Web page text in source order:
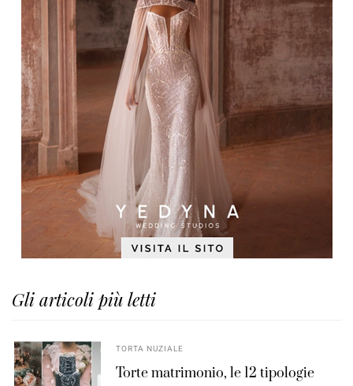
Gli articoli più letti
TORTA NUZIALE
Torte matrimonio, le 12 tipologie